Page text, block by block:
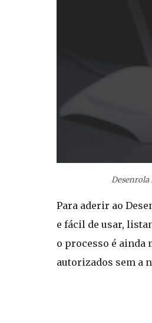
Desenrola
Para aderir ao
e fácil de usar,
o processo é ainda
autorizados sem a